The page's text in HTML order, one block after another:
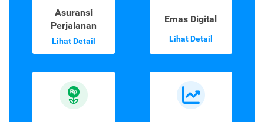
Asuransi
Perjalanan
Lihat Detail
Emas Digital
Lihat Detail